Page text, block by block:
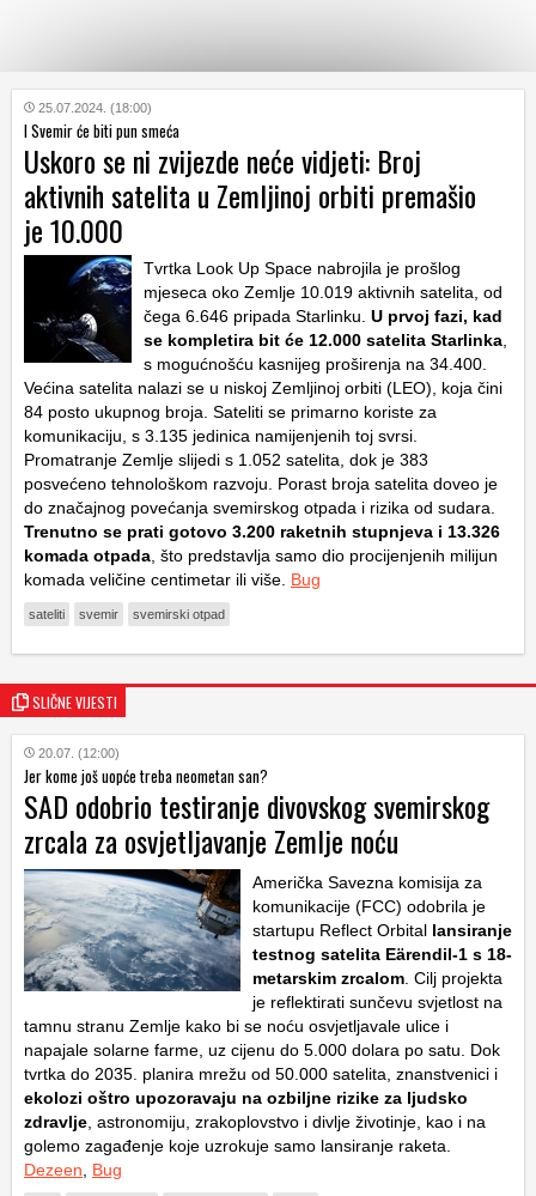
KATEGORIJE
HRVATSKI
WEB
25.07.2024. (18:00)
I Svemir će biti pun smeća
Uskoro se ni zvijezde neće vidjeti: Broj
aktivnih satelita u Zemljinoj orbiti premašio
je 10.000
Tvrtka Look Up Space nabrojila je prošlog
mjeseca oko Zemlje 10.019 aktivnih satelita, od
čega 6.646 pripada Starlinku. U prvoj fazi, kad
se kompletira bit će 12.000 satelita Starlinka
s mogućnošću kasnijeg proširenja na 34.400.
Većina satelita nalazi se u niskoj Zemljinoj orbiti (LEO), koja čini
84 posto ukupnog broja. Sateliti se primarno koriste za
komunikaciju, s 3.135 jedinica namijenjenih toj svrsi.
Promatranje Zemlje slijedi s 1.052 satelita, dok je 383
posvećeno tehnološkom razvoju. Porast broja satelita doveo je
do značajnog povećanja svemirskog otpada i rizika od sudara.
Trenutno se prati gotovo 3.200 raketnih stupnjeva i 13.326
komada otpada , što predstavlja samo dio procijenjenih milijun
komada veličine centimetar ili više. Bug
sateliti svemir svemirski otpad
SLIČNE VIJESTI
20.07. (12:00)
Jer kome još uopće treba neometan san?
SAD odobrio testiranje divovskog svemirskog
zrcala za osvjetljavanje Zemlje noću
Američka Savezna komisija za
komunikacije (FCC) odobrila je
startupu Reflect Orbital lansiranje
testnog satelita Eärendil-1 s 18-
metarskim zrcalom . Cilj projekta
je reflektirati sunčevu svjetlost na
tamnu stranu Zemlje kako bi se noću osvjetljavale ulice i
napajale solarne farme, uz cijenu do 5.000 dolara po satu. Dok
tvrtka do 2035. planira mrežu od 50.000 satelita, znanstvenici i
ekolozi oštro upozoravaju na ozbiljne rizike za ljudsko
zdravlje , astronomiju, zrakoplovstvo i divlje životinje, kao i na
golemo zagađenje koje uzrokuje samo lansiranje raketa.
Dezeen
Bug